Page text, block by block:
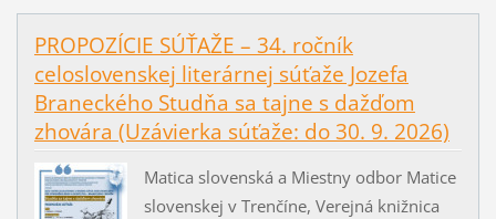
PROPOZÍCIE SÚŤAŽE – 34. ročník
celoslovenskej literárnej súťaže Jozefa
Braneckého Studňa sa tajne s dažďom
zhovára (Uzávierka súťaže: do 30. 9. 2026)
Matica slovenská a Miestny odbor Matice
slovenskej v Trenčíne, Verejná knižnica